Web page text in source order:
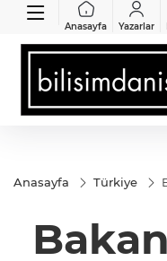
Anasayfa Yazarlar
Anasayfa Türkiye